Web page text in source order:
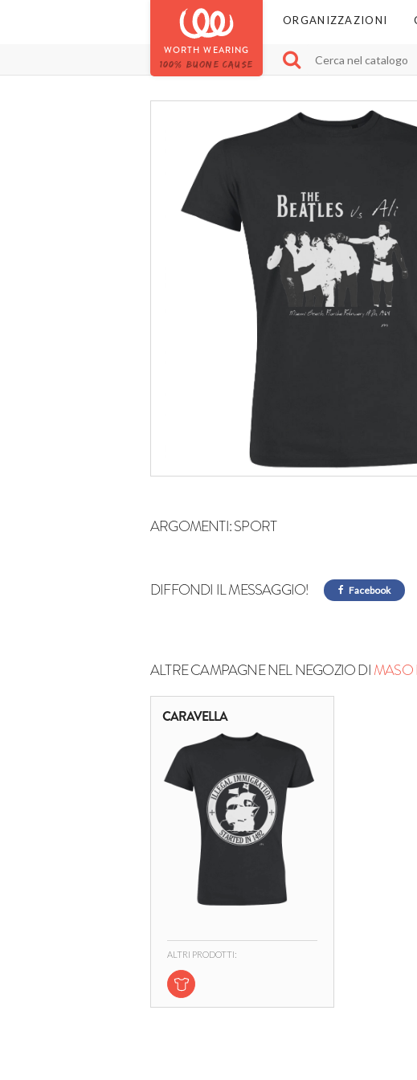
WORTH WEARING
100% BUONE CAUSE
ORGANIZZAZIONI
ARGOMENTI:SPORT
DIFFONDI IL MESSAGGIO! Facebook
ALTRE CAMPAGNE NEL NEGOZIO DI
CARAVELLA
ALTRI PRODOTTI: